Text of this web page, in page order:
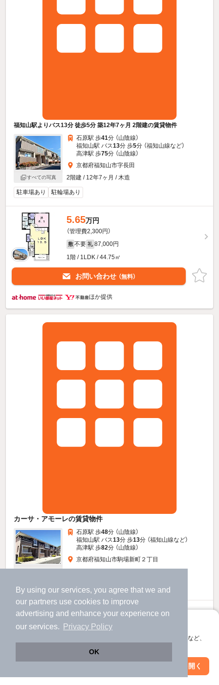
By using our services, you agree that we and
our partners use cookies to improve
advertising and enhance your experience on
our services.
Privacy Policy
OK
アプリに切り替えて、サクサクお部屋探し
会員登録なしですぐ使える。マップ検索やお気に入り保存など、
アプリを開く
福知山駅よりバス13分 徒歩5分 築12年7ヶ月 2階建の賃貸物件
すべての写真
石原駅 歩41分 （山陰線）
福知山駅 バス13分 歩5分 （福知山線など）
高津駅 歩75分 （山陰線）
京都府福知山市字長田
2階建 / 12年7ヶ月 / 木造
駐車場あり 駐輪場あり
5.65万円
（管理費2,300円）
敷 不要 礼 87,000円
1階 / 1LDK / 44.75㎡
お問い合わせ （無料）
ほか提供
カーサ・アモーレの賃貸物件
石原駅 歩48分 （山陰線）
福知山駅 バス13分 歩13分 （福知山線など）
高津駅 歩82分 （山陰線）
京都府福知山市駒場新町２丁目
駐車場あり 駐輪場あり
6.1万円
（管理費2,300円）
2階 / 2LDK / 57.21㎡
絞り込み条件を変更